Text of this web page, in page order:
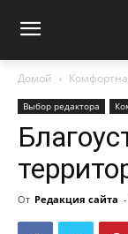
Домой
Выбор редактора
От Редакция сайта -